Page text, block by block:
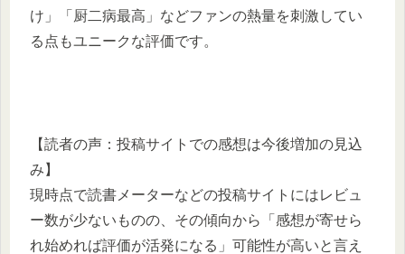
け」「厨二病最高」などファンの熱量を刺激してい
る点もユニークな評価です。
【読者の声：投稿サイトでの感想は今後増加の見込
み】
現時点で読書メーターなどの投稿サイトにはレビュ
ー数が少ないものの、その傾向から「感想が寄せら
れ始めれば評価が活発になる」可能性が高いと言え